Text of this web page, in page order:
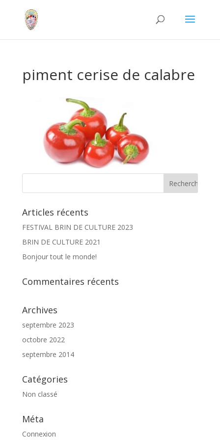
piment cerise de calabre
Articles récents
FESTIVAL BRIN DE CULTURE 2023
BRIN DE CULTURE 2021
Bonjour tout le monde!
Commentaires récents
Archives
septembre 2023
octobre 2022
septembre 2014
Catégories
Non classé
Méta
Connexion